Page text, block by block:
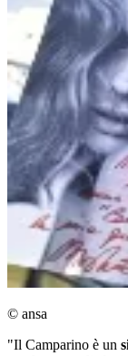
© ansa
"Il Camparino è un